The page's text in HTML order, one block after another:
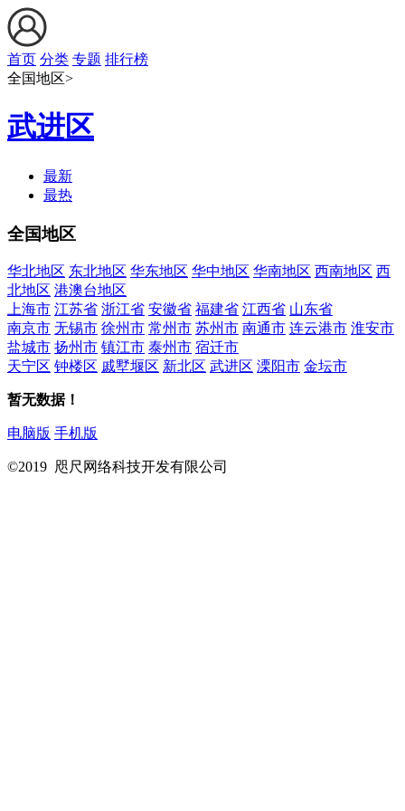
首页 分类 专题 排行榜
全国地区>
武进区
最新
最热
全国地区
华北地区 东北地区 华东地区 华中地区 华南地区 西南地区 西
北地区 港澳台地区
上海市 江苏省 浙江省 安徽省 福建省 江西省 山东省
南京市 无锡市 徐州市 常州市 苏州市 南通市 连云港市 淮安市
盐城市 扬州市 镇江市 泰州市 宿迁市
天宁区 钟楼区 戚墅堰区 新北区 武进区 溧阳市 金坛市
暂无数据！
电脑版 手机版
©2019 咫尺网络科技开发有限公司